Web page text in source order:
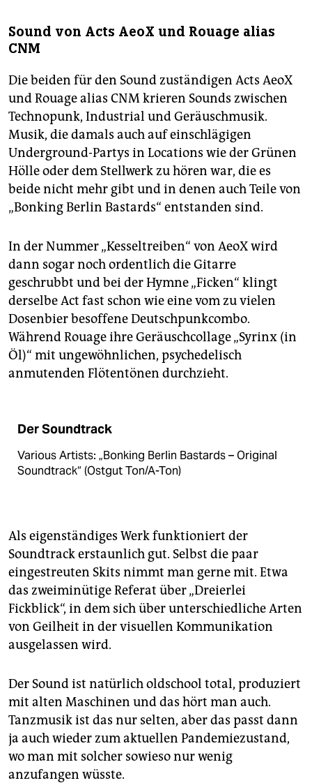
Sound von Acts AeoX und Rouage alias
CNM
Die beiden für den Sound zuständigen Acts AeoX
und Rouage alias CNM krieren Sounds zwischen
Technopunk, Industrial und Geräuschmusik.
Musik, die damals auch auf einschlägigen
Underground-Partys in Locations wie der Grünen
Hölle oder dem Stellwerk zu hören war, die es
beide nicht mehr gibt und in denen auch Teile von
„Bonking Berlin Bastards“ entstanden sind.
In der Nummer „Kesseltreiben“ von AeoX wird
dann sogar noch ordentlich die Gitarre
geschrubbt und bei der Hymne „Ficken“ klingt
derselbe Act fast schon wie eine vom zu vielen
Dosenbier besoffene Deutschpunkcombo.
Während Rouage ihre Geräuschcollage „Syrinx (in
Öl)“ mit ungewöhnlichen, psychedelisch
anmutenden Flötentönen durchzieht.
Der Soundtrack
Various Artists: „Bonking Berlin Bastards – Original
Soundtrack“ (Ostgut Ton/A-Ton)
Als eigenständiges Werk funktioniert der
Soundtrack erstaunlich gut. Selbst die paar
eingestreuten Skits nimmt man gerne mit. Etwa
das zweiminütige Referat über „Dreierlei
Fickblick“, in dem sich über unterschiedliche Arten
von Geilheit in der visuellen Kommunikation
ausgelassen wird.
Der Sound ist natürlich oldschool total, produziert
mit alten Maschinen und das hört man auch.
Tanzmusik ist das nur selten, aber das passt dann
ja auch wieder zum aktuellen Pandemiezustand,
wo man mit solcher sowieso nur wenig
anzufangen wüsste.